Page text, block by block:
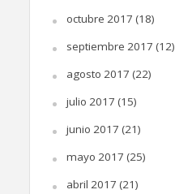
octubre 2017 (18)
septiembre 2017 (12)
agosto 2017 (22)
julio 2017 (15)
junio 2017 (21)
mayo 2017 (25)
abril 2017 (21)